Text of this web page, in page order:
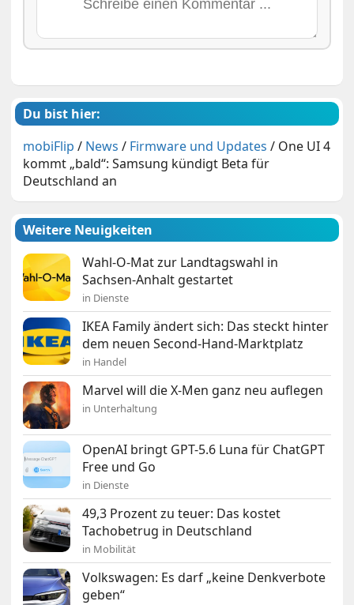
Du bist hier:
mobiFlip / News / Firmware und Updates / One UI 4
kommt „bald“: Samsung kündigt Beta für
Deutschland an
Weitere Neuigkeiten
Wahl-O-Mat zur Landtagswahl in
Sachsen-Anhalt gestartet
in Dienste
IKEA Family ändert sich: Das steckt hinter
dem neuen Second-Hand-Marktplatz
in Handel
Marvel will die X-Men ganz neu auflegen
in Unterhaltung
OpenAI bringt GPT-5.6 Luna für ChatGPT
Free und Go
in Dienste
49,3 Prozent zu teuer: Das kostet
Tachobetrug in Deutschland
in Mobilität
Volkswagen: Es darf „keine Denkverbote
geben“